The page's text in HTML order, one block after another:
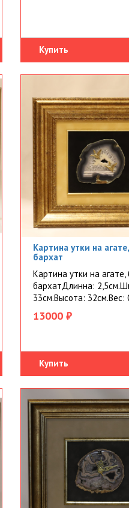
Купить
Картина утки на
бархат
Картина утки на агате,
бархатДлинна:
33см.Высота: 32см.Вес:
13000 ₽
Купить